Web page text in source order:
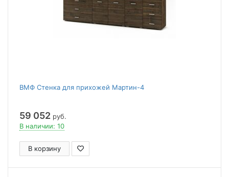
ВМФ Стенка для прихожей Мартин-4
59 052 руб.
В наличии: 10
В корзину